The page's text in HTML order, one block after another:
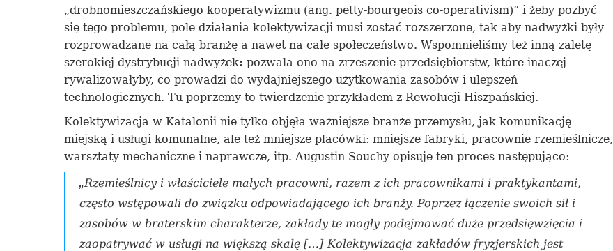
„drobnomieszczańskiego kooperatywizmu (ang. petty-bourgeois co-operativism)” i żeby pozbyć
się tego problemu, pole działania kolektywizacji musi zostać rozszerzone, tak aby nadwyżki były
rozprowadzane na całą branżę a nawet na całe społeczeństwo. Wspomnieliśmy też inną zaletę
szerokiej dystrybucji nadwyżek: pozwala ono na zrzeszenie przedsiębiorstw, które inaczej
rywalizowałyby, co prowadzi do wydajniejszego użytkowania zasobów i ulepszeń
technologicznych. Tu poprzemy to twierdzenie przykładem z Rewolucji Hiszpańskiej.
Kolektywizacja w Katalonii nie tylko objęła ważniejsze branże przemysłu, jak komunikację
miejską i usługi komunalne, ale też mniejsze placówki: mniejsze fabryki, pracownie rzemieślnicze,
warsztaty mechaniczne i naprawcze, itp. Augustin Souchy opisuje ten proces następująco:
„Rzemieślnicy i właściciele małych pracowni, razem z ich pracownikami i praktykantami,
często wstępowali do związku odpowiadającego ich branży. Poprzez łączenie swoich sił i
zasobów w braterskim charakterze, zakłady te mogły podejmować duże przedsięwzięcia i
zaopatrywać w usługi na większą skalę […] Kolektywizacja zakładów fryzjerskich jest